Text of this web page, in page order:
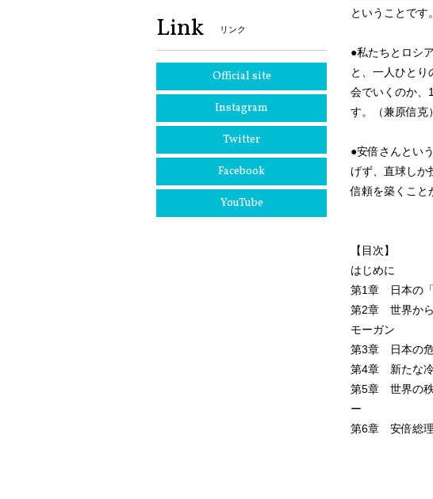
ということです
●私たちとロシ
と、一人ひとり
会でいくのか、
す。（兼原信克）
●安倍さんとい
げず、直球しか
信頼を築くこと
【目次】
はじめに
第1章 日本の
第2章 世界から
モーガン
第3章 日本の
第4章 新たな
第5章 世界の
ー
第6章 安倍総
Link リンク
Official site
Instagram
Twitter
Facebook
YouTube